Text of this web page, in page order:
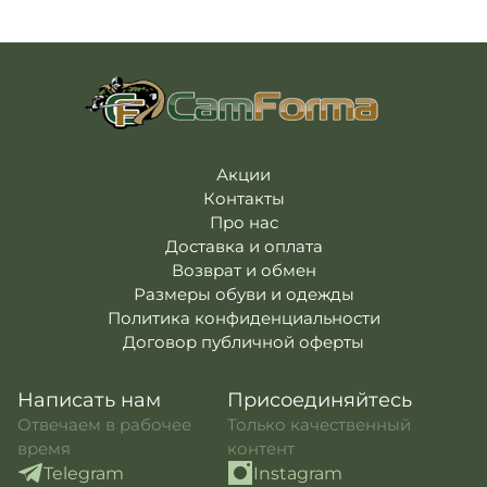
WinTac- 165 ₴
Подсумок для турникета ММ14 пиксель -
WinTac- 165 ₴
- 70 ₴
Акции
Контакты
Про нас
Доставка и оплата
Возврат и обмен
Размеры обуви и одежды
Политика конфиденциальности
Договор публичной оферты
Написать нам
Отвечаем в рабочее
время
Telegram
Присоединяйтесь
Только качественный
контент
Instagram